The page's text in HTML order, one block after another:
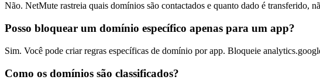
Não. NetMute rastreia quais domínios são contactados e quanto dado é transferido,
Posso bloquear um domínio específico apenas para um app?
Sim. Você pode criar regras específicas de domínio por app. Bloqueie
Como os domínios são classificados?